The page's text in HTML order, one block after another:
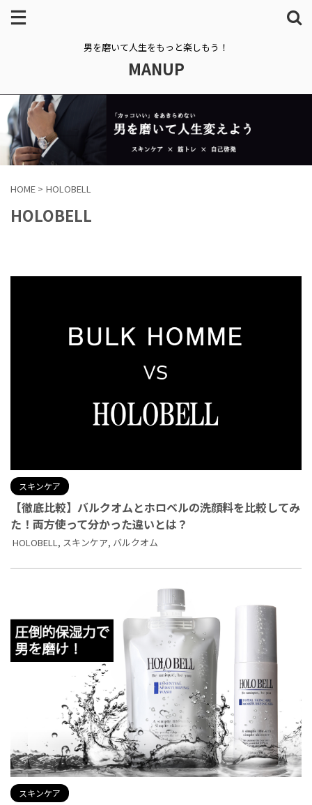
男を磨いて人生をもっと楽しもう！
MANUP
HOME > HOLOBELL
HOLOBELL
スキンケア
【徹底比較】バルクオムとホロベルの洗顔料を比較してみ
た！両方使って分かった違いとは？
HOLOBELL, スキンケア, バルクオム
スキンケア